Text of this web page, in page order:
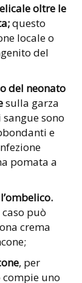
oltre le
questo
locale o
del
del neonato
sulla garza
sono
e
pomata a
può
crema
, per
uno